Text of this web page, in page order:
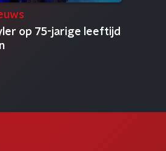
op 75-jarige leeftijd